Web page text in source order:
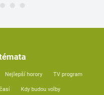
Nejlepší horory TV program
Kdy budou volby